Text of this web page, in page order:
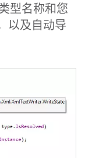
型名称和您
以及自动导